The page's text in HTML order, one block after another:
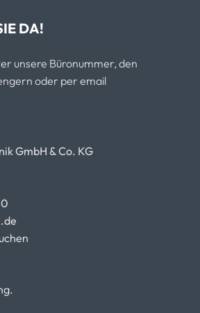
DA!
unsere Büronummer, den
oder per email
GmbH & Co. KG